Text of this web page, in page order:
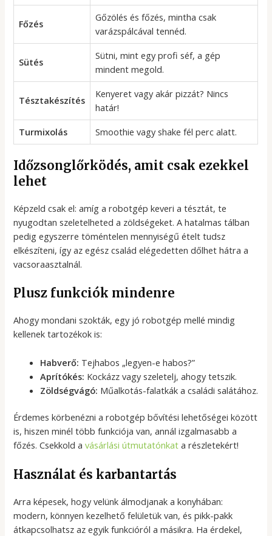
Főzés
Gőzölés és főzés, mintha csak
varázspálcával tennéd.
Sütés
Sütni, mint egy profi séf, a gép
mindent megold.
Tésztakészítés
Kenyeret vagy akár pizzát? Nincs
határ!
Turmixolás
Smoothie vagy shake fél perc alatt.
Időzsonglőrködés, amit csak ezekkel
lehet
Képzeld csak el: amíg a robotgép keveri a tésztát, te
nyugodtan szeletelheted a zöldségeket. A hatalmas tálban
pedig egyszerre töméntelen mennyiségű ételt tudsz
elkészíteni, így az egész család elégedetten dőlhet hátra a
vacsoraasztalnál.
Plusz funkciók mindenre
Ahogy mondani szokták, egy jó robotgép mellé mindig
kellenek tartozékok is:
Habverő: Tejhabos „legyen-e habos?”
Aprítókés: Kockázz vagy szeletelj, ahogy tetszik.
Zöldségvágó: Műalkotás-falatkák a családi salátához.
Érdemes körbenézni a robotgép bővítési lehetőségei között
is, hiszen minél több funkciója van, annál izgalmasabb a
főzés. Csekkold avásárlási útmutatónkat a részletekért!
Használat és karbantartás
Arra képesek, hogy velünk álmodjanak a konyhában:
modern, könnyen kezelhető felületük van, és pikk-pakk
átkapcsolhatsz az egyik funkcióról a másikra. Ha érdekel,